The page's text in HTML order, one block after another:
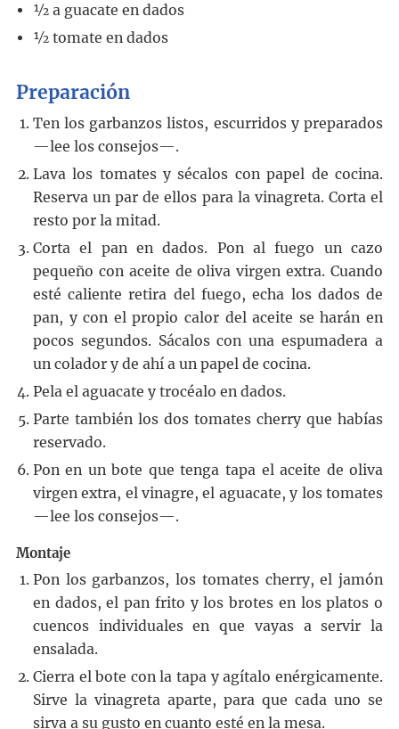
½ a guacate en dados
½ tomate en dados
Preparación
Ten los garbanzos listos, escurridos y preparados
—lee los consejos—.
Lava los tomates y sécalos con papel de cocina.
Reserva un par de ellos para la vinagreta. Corta el
resto por la mitad.
Corta el pan en dados. Pon al fuego un cazo
pequeño con aceite de oliva virgen extra. Cuando
esté caliente retira del fuego, echa los dados de
pan, y con el propio calor del aceite se harán en
pocos segundos. Sácalos con una espumadera a
un colador y de ahí a un papel de cocina.
Pela el aguacate y trocéalo en dados.
Parte también los dos tomates cherry que habías
reservado.
Pon en un bote que tenga tapa el aceite de oliva
virgen extra, el vinagre, el aguacate, y los tomates
—lee los consejos—.
Montaje
Pon los garbanzos, los tomates cherry, el jamón
en dados, el pan frito y los brotes en los platos o
cuencos individuales en que vayas a servir la
ensalada.
Cierra el bote con la tapa y agítalo enérgicamente.
Sirve la vinagreta aparte, para que cada uno se
sirva a su gusto en cuanto esté en la mesa.